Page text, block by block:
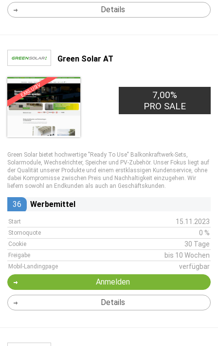
Details
Green Solar AT
EXKLUSIV
7,00%
PRO SALE
Green Solar bietet hochwertige "Ready To Use" Balkonkraftwerk-Sets,
Solarmodule, Wechselrichter, Speicher und PV-Zubehör. Unser Fokus liegt auf
der Qualität unserer Produkte und einem erstklassigen Kundenservice, ohne
dabei Kompromisse zwischen Preis und Nachhaltigkeit einzugehen. Wir
liefern sowohl an Endkunden als auch an Geschäftskunden.
36 Werbemittel
Start 15.11.2023
Stornoquote 0 %
Cookie 30 Tage
Freigabe bis 10 Wochen
Mobil-Landingpage verfügbar
Anmelden
Details